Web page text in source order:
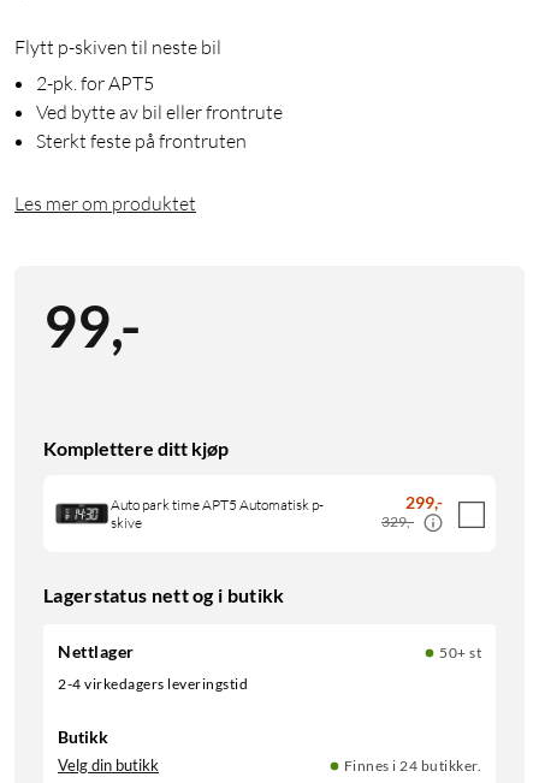
Flytt p-skiven til neste bil
2-pk. for APT5
Ved bytte av bil eller frontrute
Sterkt feste på frontruten
Les mer om produktet
99,-
Komplettere ditt kjøp
Auto park time APT5 Automatisk p-
skive
299,-
329,-
Lagerstatus nett og i butikk
Nettlager
50+ st
2-4 virkedagers leveringstid
Butikk
Velg din butikk Finnes i 24 butikker.